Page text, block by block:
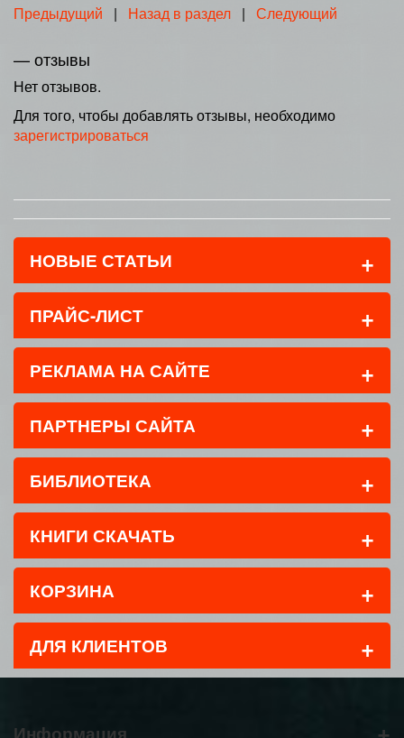
Предыдущий | Назад в раздел | Следующий
— отзывы
Нет отзывов.
Для того, чтобы добавлять отзывы, необходимо
зарегистрироваться
НОВЫЕ СТАТЬИ +
ПРАЙС-ЛИСТ +
РЕКЛАМА НА САЙТЕ +
ПАРТНЕРЫ САЙТА +
БИБЛИОТЕКА +
КНИГИ СКАЧАТЬ +
КОРЗИНА +
ДЛЯ КЛИЕНТОВ +
Информация